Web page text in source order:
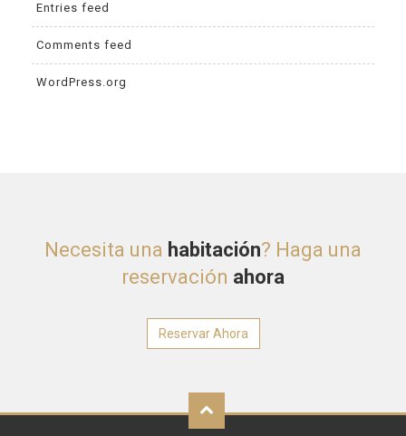
Entries feed
Comments feed
WordPress.org
Necesita una habitación? Haga una
reservación ahora
Reservar Ahora